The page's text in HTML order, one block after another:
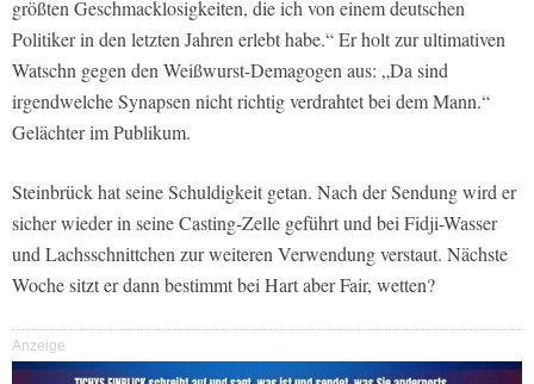
größten Geschmacklosigkeiten, die ich von einem deutschen
Politiker in den letzten Jahren erlebt habe.“ Er holt zur ultimativen
Watschn gegen den Weißwurst-Demagogen aus: „Da sind
irgendwelche Synapsen nicht richtig verdrahtet bei dem Mann.“
Gelächter im Publikum.
Steinbrück hat seine Schuldigkeit getan. Nach der Sendung wird er
sicher wieder in seine Casting-Zelle geführt und bei Fidji-Wasser
und Lachsschnittchen zur weiteren Verwendung verstaut. Nächste
Woche sitzt er dann bestimmt bei Hart aber Fair, wetten?
Anzeige